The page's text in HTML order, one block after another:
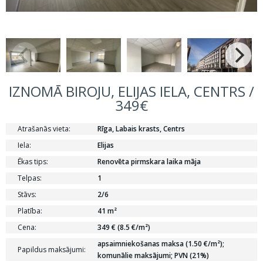
IZNOMĀ BIROJU, ELIJAS IELA, CENTRS /
349€
Atrašanās vieta:
Rīga, Labais krasts, Centrs
Iela:
Elijas
Ēkas tips:
Renovēta pirmskara laika māja
Telpas:
1
Stāvs:
2/6
Platība:
41 m²
Cena:
349 € (8.5 €/m²)
Papildus maksājumi:
apsaimniekošanas maksa (1.50 €/m²);
komunālie maksājumi; PVN (21%)